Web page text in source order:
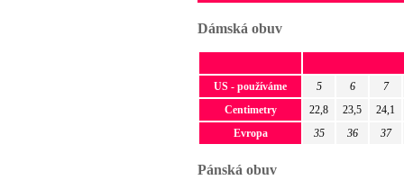
Dámská obuv
US - používáme 5 6
7
Centimetry
22,8 23,5
24,1
Evropa
35 36 37
Pánská obuv